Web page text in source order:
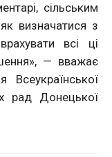
сільським
визначатися з
всі ці
— вважає
Всеукраїнської
рад Донецької